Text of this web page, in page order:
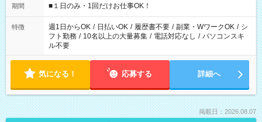
げるお仕事も！ ご希望のお時間に合わせてご紹介！ ※シフトは
ください！
期間 ■１日のみ・1回だけお仕事OK！
特徴 週1日からOK / 日払いOK / 履歴書不要 / 副業・WワークOK / シ
フト勤務 / 10名以上の大量募集 / 電話対応なし / パソコンスキ
ル不要
気になる！ 応募する 詳細へ
掲載日：2026.08.07